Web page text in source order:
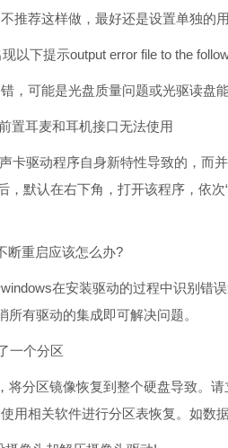
推荐这样做，最好还是设置单独的
以下提示output error file to the
，可能是光盘质量问题或光驱读盘
置耳麦和耳机接口无法使用
卡驱动程序自身新特性导致的，而
，默认在右下角，打开该程序，依
断重启应该怎么办?
在安装驱动的过程中识别错
有驱动的集成即可解决问题。
一个分区
将分区镜像恢复到整个硬盘导致。
用相关软件进行分区表恢复。如数